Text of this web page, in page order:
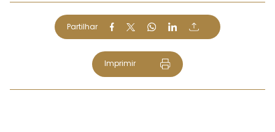
Partilhar
Imprimir